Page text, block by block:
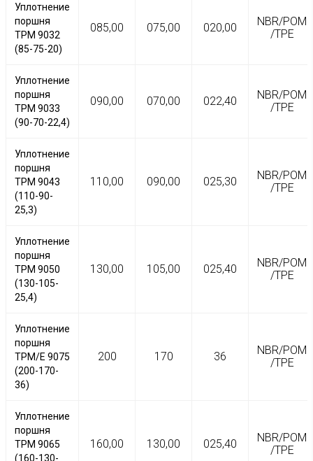
Уплотнение
поршня
TPM 9032
(85-75-20)
085,00 075,00 020,00
NBR/POM
/TPE
Уплотнение
поршня
TPM 9033
(90-70-22,4)
090,00 070,00 022,40
NBR/POM
/TPE
Уплотнение
поршня
TPM 9043
(110-90-
25,3)
110,00 090,00 025,30
NBR/POM
/TPE
Уплотнение
поршня
TPM 9050
(130-105-
25,4)
130,00 105,00 025,40
NBR/POM
/TPE
Уплотнение
поршня
TPM/Е 9075
(200-170-
36)
200 170 36
NBR/POM
/TPE
Уплотнение
поршня
TPM 9065
(160-130-
160,00 130,00 025,40
NBR/POM
/TPE